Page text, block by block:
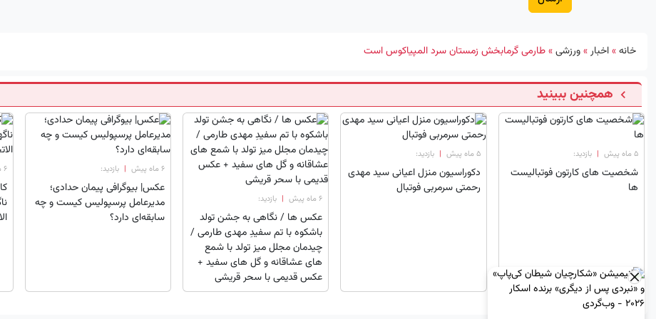
خانه»اخبار»ورزشی»طارمی گرمابخش زمستان سرد المپیاکوس است
همچنین ببینید
۵ ماه پیش | بازدید:
شخصیت های کارتون فوتبالیست
ها
۵ ماه پیش | بازدید:
دکوراسیون منزل اعیانی سید مهدی
رحمتی سرمربی فوتبال
۶ ماه پیش | بازدید:
عکس ها / نگاهی به جشن تولد
باشکوه با تم سفیدِ مهدی طارمی /
چیدمان مجلل میز تولد با شمع
های عشاقانه و گل های سفید +
عکس قدیمی با سحر قریشی
۶ ماه پیش | بازدید:
عکس| بیوگرافی پیمان حدادی؛
مدیرعامل پرسپولیس کیست و چه
سابقه‌ای دارد؟
۶ ماه پیش
×